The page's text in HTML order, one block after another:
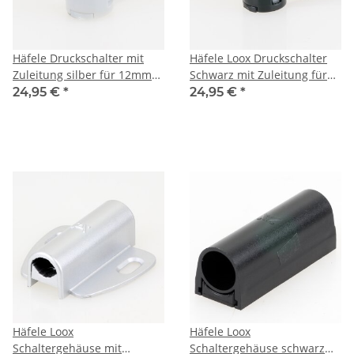
Häfele Druckschalter mit
Zuleitung silber für 12mm
Bohrloch 12-24V
24,95 € *
Häfele Loox Druckschalter
Schwarz mit Zuleitung für
12mm Bohrloch und 12-24V
24,95 € *
Häfele Loox
Schaltergehäuse mit
Häfele Loox
Schaltergehäuse schwarz